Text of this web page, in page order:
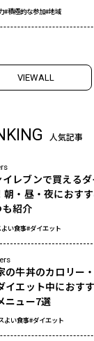
#積極的な参加#地域
VIEWALL
人気記事
レブンで買える
朝・昼・夜におす
紹介
い食事#ダイエット
の牛丼のカロリー
イエット中におす
ニュー7選
よい食事#ダイエット